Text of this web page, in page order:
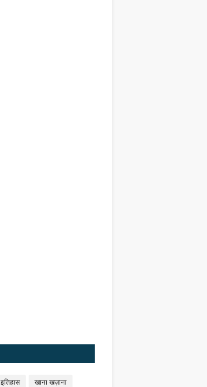
इतिहास खाना खज़ाना